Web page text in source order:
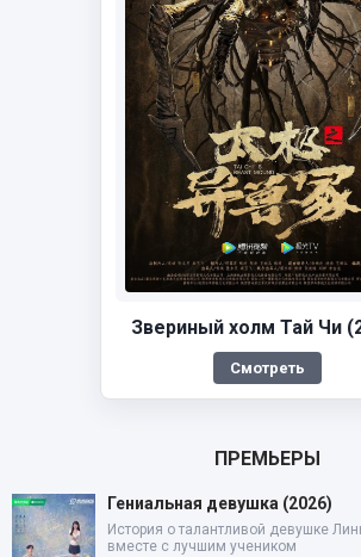
Звериный холм Тай Чи
Смотреть
ПРЕМЬЕРЫ
Гениальная девушка (2026)
История о талантливой девушке
вместе с лучшим учеником